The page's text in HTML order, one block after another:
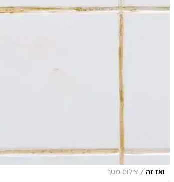
ואז זה / צילום מסך